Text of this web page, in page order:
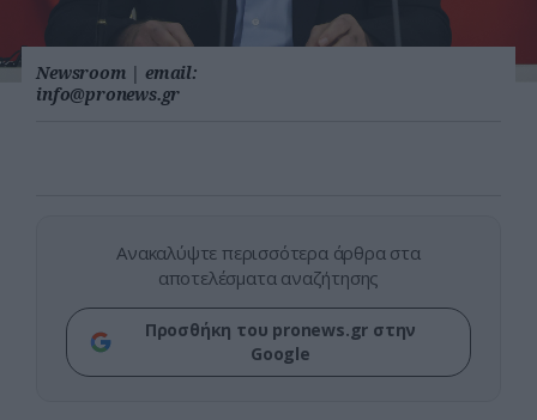
Newsroom | email:
info@pronews.gr
Ανακαλύψτε περισσότερα άρθρα στα
αποτελέσματα αναζήτησης
Προσθήκη του pronews.gr στην
Google